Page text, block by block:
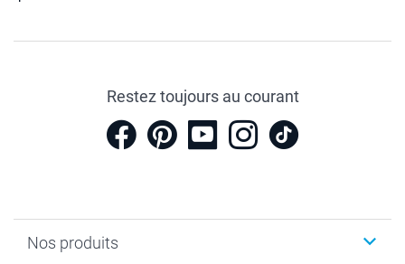
Restez toujours au courant
Nos produits